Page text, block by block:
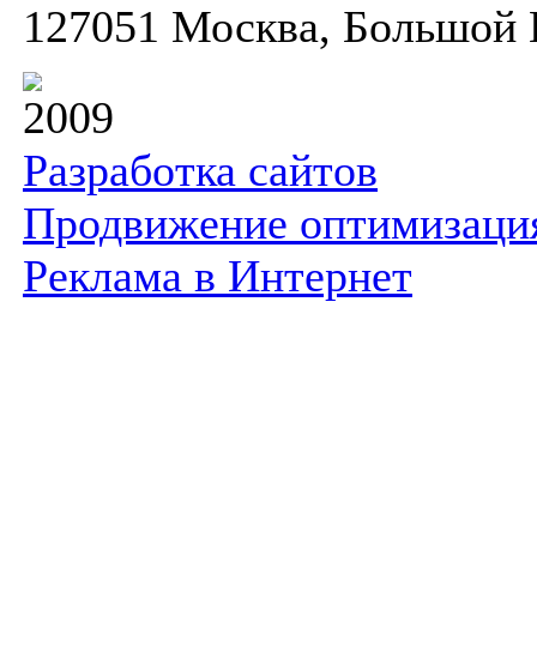
127051 Москва, Большой
2009
Разработка сайтов
Продвижение
Реклама в Интернет